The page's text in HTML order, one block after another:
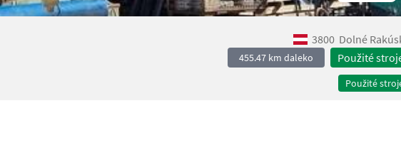
3800 Dolné
455.47 km daleko Použité
Použité